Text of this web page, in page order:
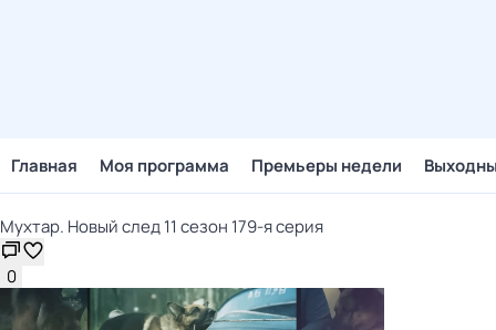
Главная Моя программа Премьеры недели
Мухтар. Новый след 11 сезон 179-я серия
0